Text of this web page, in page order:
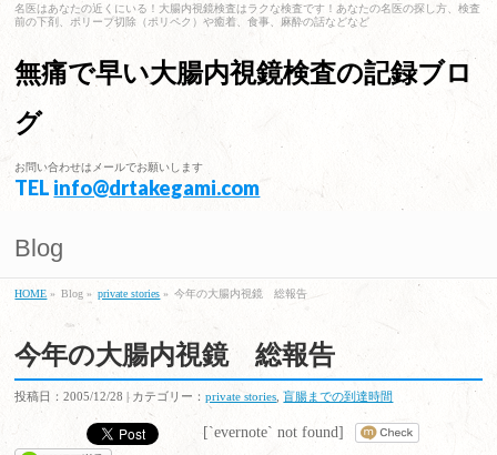
名医はあなたの近くにいる！大腸内視鏡検査はラクな検査です！あなたの名医の探し方、検査
前の下剤、ポリープ切除（ポリペク）や癒着、食事、麻酔の話などなど
無痛で早い大腸内視鏡検査の記録ブロ
グ
お問い合わせはメールでお願いします
TEL info@drtakegami.com
Blog
HOME » Blog » private stories » 今年の大腸内視鏡 総報告
今年の大腸内視鏡 総報告
投稿日：2005/12/28 | カテゴリー：private stories ,盲腸までの到達時間
[`evernote` not found]